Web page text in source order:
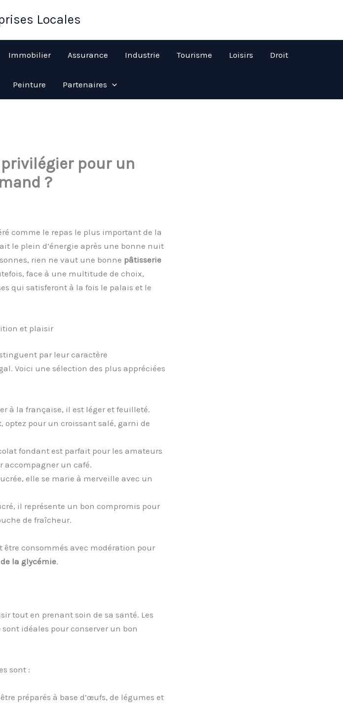
Locales
Immobilier Assurance Industrie Tourisme Loisirs Droit
Peinture Partenaires
pour un
?
comme le repas le plus important de la
le plein d’énergie après une bonne nuit
rien ne vaut une bonne pâtisserie
face à une multitude de choix,
qui satisferont à la fois le palais et le
et plaisir
par leur caractère
Voici une sélection des plus appréciées
à la française, il est léger et feuilleté.
pour un croissant salé, garni de
fondant est parfait pour les amateurs
accompagner un café.
elle se marie à merveille avec un
il représente un bon compromis pour
de fraîcheur.
consommés avec modération pour
la glycémie.
tout en prenant soin de sa santé. Les
sont idéales pour conserver un bon
sont :
préparés à base d’œufs, de légumes et